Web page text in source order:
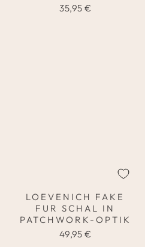
35,95 €
LOEVENICH FAKE
FUR SCHAL IN
PATCHWORK-OPTIK
49,95 €